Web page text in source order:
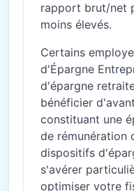
rapport brut/net
moins élevés.
Certains
d'Épargne
d'épargne
bénéficier
constituant une
de rémunération
dispositifs
s'avérer
optimiser votre